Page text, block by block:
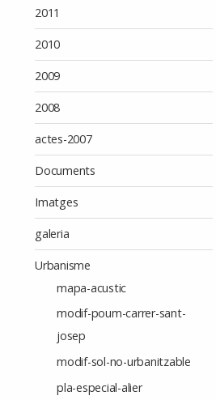
2011
2010
2009
2008
actes-2007
Documents
Imatges
galeria
Urbanisme
mapa-acustic
modif-poum-carrer-sant-
josep
modif-sol-no-urbanitzable
pla-especial-alier